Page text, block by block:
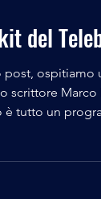
del
post, ospitiamo
scrittore Marco
tutto un